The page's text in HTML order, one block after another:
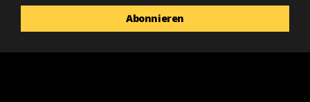
moduworx
Abonnieren